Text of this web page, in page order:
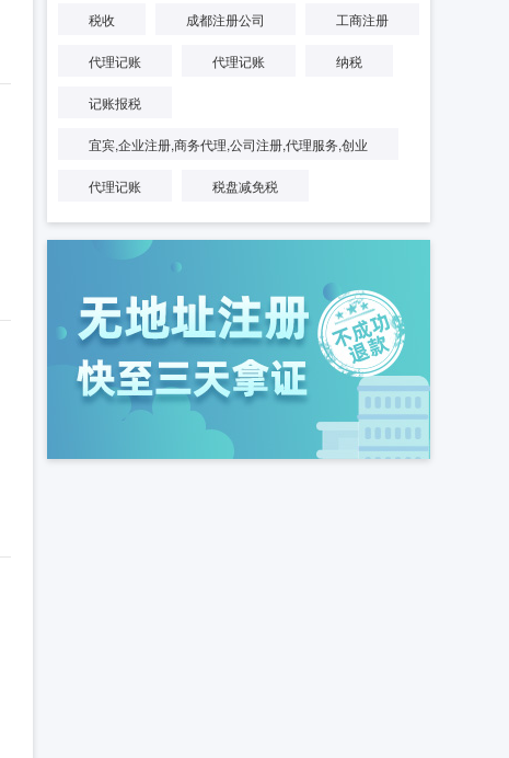
税收 成都注册公司 工商注册
代理记账 代理记账 纳税
记账报税
宜宾,企业注册,商务代理,公司注册,代理服务,创业
代理记账 税盘减免税